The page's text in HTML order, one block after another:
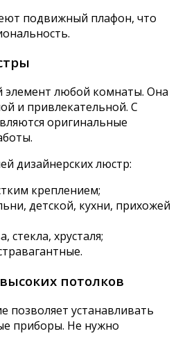
подвижный плафон, что
любой комнаты. Она
и привлекательной. С
оригинальные
дизайнерских люстр:
креплением;
детской, кухни, прихожей
стекла, хрусталя;
потолков
устанавливать
приборы. Не нужно